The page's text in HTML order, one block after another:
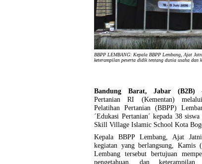
BBPP LEMBANG: Kepala BBPP Lembang, Ajat
keterampilan peserta didik tentang dunia usaha dan
Bandung Barat, Jabar (B2B)
Pertanian RI (Kementan)
Pelatihan Pertanian (BBPP)
´Edukasi Pertanian´ kepada 38
Skill Village Islamic School Kota
Kepala BBPP Lembang, Ajat
kegiatan yang berlangsung, Kamis
Lembang tersebut bertujuan
pengetahuan, dan